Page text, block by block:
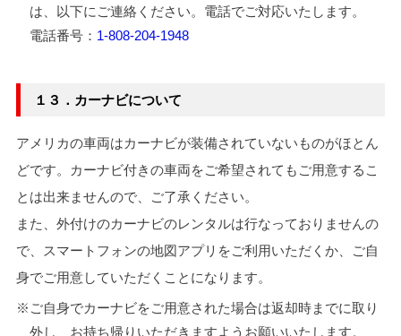
は、以下にご連絡ください。電話でご対応いたします。
電話番号： 1-808-204-1948
１３．カーナビについて
アメリカの車両はカーナビが装備されていないものがほとん
どです。カーナビ付きの車両をご希望されてもご用意するこ
とは出来ませんので、ご了承ください。
また、外付けのカーナビのレンタルは行なっておりませんの
で、スマートフォンの地図アプリをご利用いただくか、ご自
身でご用意していただくことになります。
※ご自身でカーナビをご用意された場合は返却時までに取り
外し、お持ち帰りいただきますようお願いいたします。